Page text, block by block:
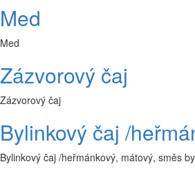
Med
Med
Zázvorový čaj
Zázvorový čaj
Bylinkový čaj /
Bylinkový čaj /heřmánkový, mátový, směs